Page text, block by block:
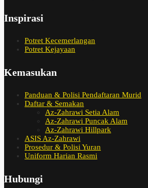
Inspirasi
Potret Kecemerlangan
Potret Kejayaan
Kemasukan
Panduan & Polisi Pendaftaran Murid
Daftar & Semakan
Az-Zahrawi Setia Alam
Az-Zahrawi Puncak Alam
Az-Zahrawi Hillpark
ASIS Az-Zahrawi
Prosedur & Polisi Yuran
Uniform Harian Rasmi
Hubungi